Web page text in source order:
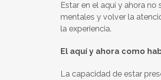
Estar en el aquí y ahora
mentales y volver la
la experiencia.
El aquí y ahora como
La capacidad de estar